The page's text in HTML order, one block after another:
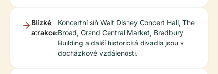
Blízké
atrakce:
Koncertní síň Walt Disney Concert Hall, The
Broad, Grand Central Market, Bradbury
Building a další historická divadla jsou v
docházkové vzdálenosti.